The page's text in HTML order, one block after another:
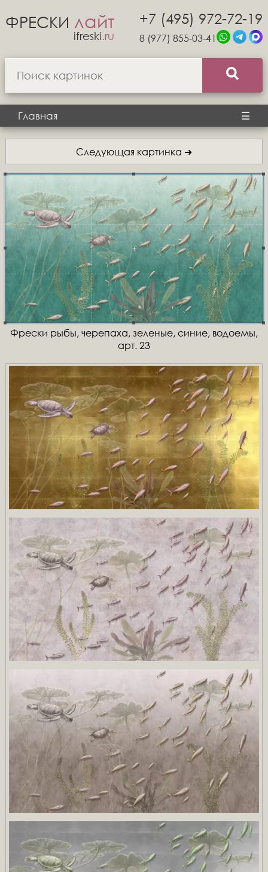
ФРЕСКИ лайт
ifreski.ru
+7 (495) 972-72-19
8 (977) 855-03-41
Главная ☰
Следующая картинка ➜
Фрески рыбы, черепаха, зеленые, синие, водоемы,
арт. 23